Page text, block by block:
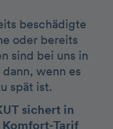
beschädigte
oder bereits
sind bei uns in
wenn es
spät ist.
sichert in
Tarif